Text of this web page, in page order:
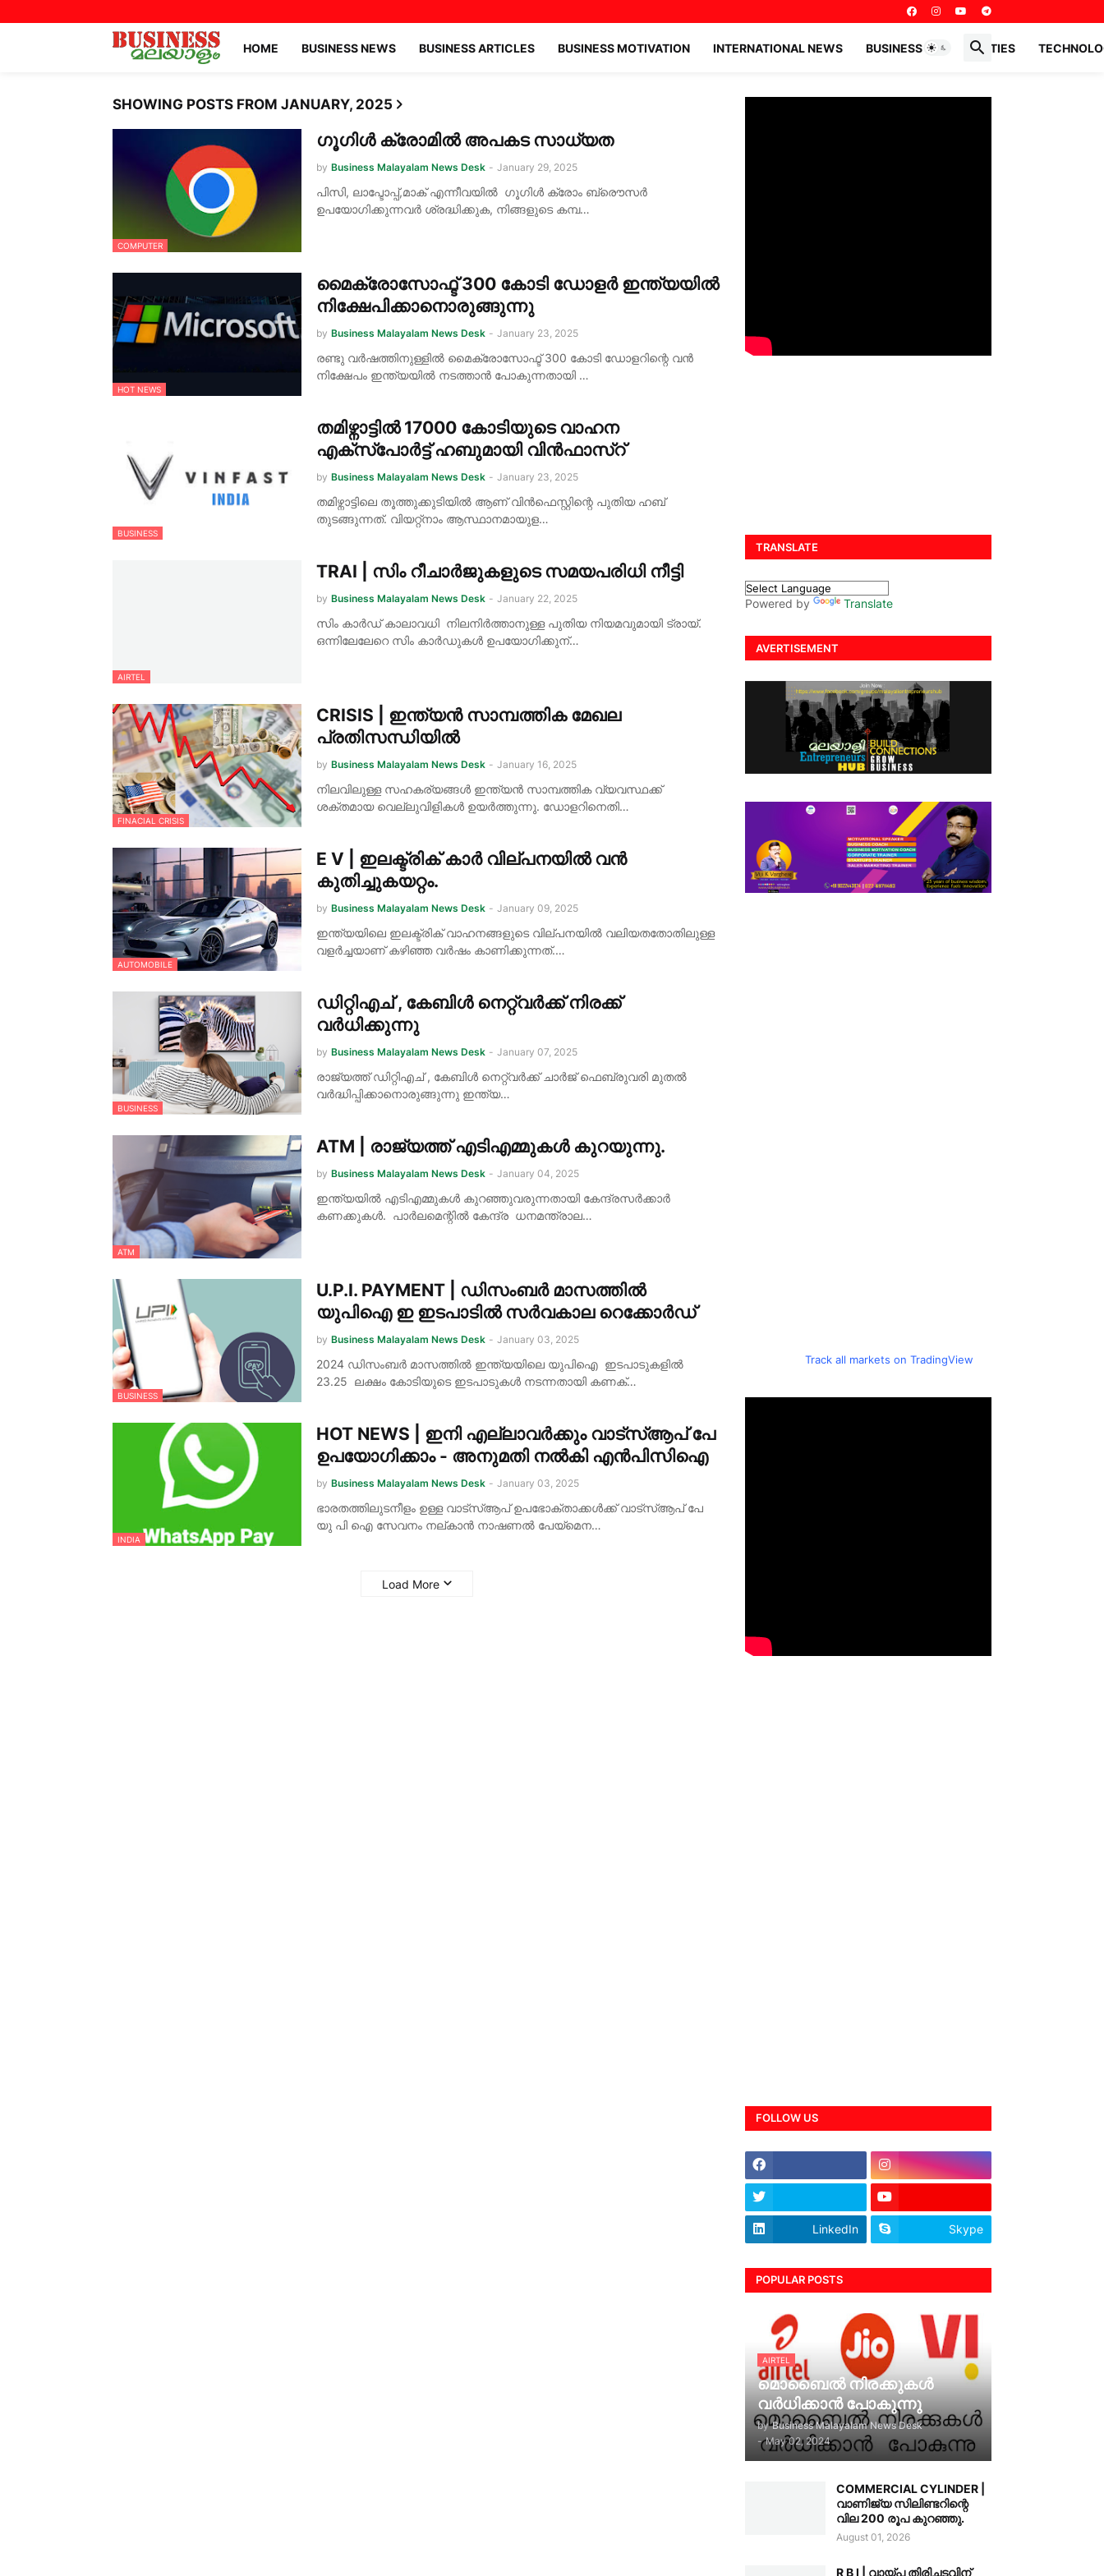
HOME BUSINESS NEWS BUSINESS ARTICLES BUSINESS MOTIVATION INTERNATIONAL NEWS BUSINESS PERSONALITIES
SHOWING POSTS FROM JANUARY, 2025
COMPUTER
ഗൂഗിൾ ക്രോമിൽ അപകട സാധ്യത
by Business Malayalam News Desk - January 29, 2025
പിസി, ലാപ്ടോപ്പ്,മാക് എന്നീവയിൽ ഗൂഗിൾ ക്രോം ബ്രൌസർ
ഉപയോഗിക്കുന്നവർ ശ്രദ്ധിക്കുക, നിങ്ങളുടെ കമ്പ…
HOT NEWS
മൈക്രോസോഫ്ട് 300 കോടി ഡോളർ ഇന്ത്യയിൽ
നിക്ഷേപിക്കാനൊരുങ്ങുന്നു
by Business Malayalam News Desk - January 23, 2025
രണ്ടു വർഷത്തിനുള്ളിൽ മൈക്രോസോഫ്ട് 300 കോടി ഡോളറിന്റെ വൻ
നിക്ഷേപം ഇന്ത്യയിൽ നടത്താൻ പോകുന്നതായി …
BUSINESS
തമിഴ്നാട്ടിൽ 17000 കോടിയുടെ വാഹന
എക്സ്പോർട്ട് ഹബുമായി വിൻഫാസ്റ്
by Business Malayalam News Desk - January 23, 2025
തമിഴ്നാട്ടിലെ തൂത്തുക്കുടിയിൽ ആണ് വിൻഫെസ്റ്റിന്റെ പുതിയ ഹബ്
തുടങ്ങുന്നത്. വിയറ്റ്നാം ആസ്ഥാനമായുള…
AIRTEL
TRAI | സിം റീചാർജുകളുടെ സമയപരിധി നീട്ടി
by Business Malayalam News Desk - January 22, 2025
സിം കാർഡ് കാലാവധി നിലനിർത്താനുള്ള പുതിയ നിയമവുമായി ട്രായ്.
ഒന്നിലേലേറെ സിം കാർഡുകൾ ഉപയോഗിക്കുന്…
FINACIAL CRISIS
CRISIS | ഇന്ത്യൻ സാമ്പത്തിക മേഖല
പ്രതിസന്ധിയിൽ
by Business Malayalam News Desk - January 16, 2025
നിലവിലുള്ള സഹകര്യങ്ങൾ ഇന്ത്യൻ സാമ്പത്തിക വ്യവസ്ഥക്ക്
ശക്തമായ വെല്ലുവിളികൾ ഉയർത്തുന്നു. ഡോളറിനെതി…
AUTOMOBILE
E V | ഇലക്ട്രിക് കാർ വില്പനയിൽ വൻ
കുതിച്ചുകയറ്റം.
by Business Malayalam News Desk - January 09, 2025
ഇന്ത്യയിലെ ഇലക്ട്രിക് വാഹനങ്ങളുടെ വില്പനയിൽ വലിയതതോതിലുള്ള
വളർച്ചയാണ് കഴിഞ്ഞ വർഷം കാണിക്കുന്നത്.…
BUSINESS
ഡിറ്റിഎച് , കേബിൾ നെറ്റ്‌വർക്ക് നിരക്ക്
വർധിക്കുന്നു
by Business Malayalam News Desk - January 07, 2025
രാജ്യത്ത് ഡിറ്റിഎച് , കേബിൾ നെറ്റ്‌വർക്ക് ചാർജ് ഫെബ്രുവരി മുതൽ
വർദ്ധിപ്പിക്കാനൊരുങ്ങുന്നു ഇന്ത്യ…
ATM
ATM | രാജ്യത്ത് എടിഎമ്മുകൾ കുറയുന്നു.
by Business Malayalam News Desk - January 04, 2025
ഇന്ത്യയിൽ എടിഎമ്മുകൾ കുറഞ്ഞുവരുന്നതായി കേന്ദ്രസർക്കാർ
കണക്കുകൾ. പാർലമെന്റിൽ കേന്ദ്ര ധനമന്ത്രാല…
BUSINESS
U.P.I. PAYMENT | ഡിസംബർ മാസത്തിൽ
യുപിഐ ഇ ഇടപാടിൽ സർവകാല റെക്കോർഡ്
by Business Malayalam News Desk - January 03, 2025
2024 ഡിസംബർ മാസത്തിൽ ഇന്ത്യയിലെ യുപിഐ ഇടപാടുകളിൽ
23.25 ലക്ഷം കോടിയുടെ ഇടപാടുകൾ നടന്നതായി കണക്…
INDIA
HOT NEWS | ഇനി എല്ലാവർക്കും വാട്സ്ആപ് പേ
ഉപയോഗിക്കാം - അനുമതി നൽകി എൻപിസിഐ
by Business Malayalam News Desk - January 03, 2025
ഭാരതത്തിലുടനീളം ഉള്ള വാട്സ്ആപ് ഉപഭോക്താക്കൾക്ക് വാട്സ്ആപ് പേ
യു പി ഐ സേവനം നല്കാൻ നാഷണൽ പേയ്‌മെന…
Load More
TRANSLATE
Powered by Translate
AVERTISEMENT
Track all markets on TradingView
FOLLOW US
LinkedIn Skype
POPULAR POSTS
AIRTEL
മൊബൈൽ നിരക്കുകൾ
വർധിക്കാൻ പോകുന്നു
by Business Malayalam News Desk
- May 02, 2024
COMMERCIAL CYLINDER |
വാണിജ്യ സിലിണ്ടറിന്റെ
വില 200 രൂപ കുറഞ്ഞു.
August 01, 2026
R B I | വായ്പ തിരിച്ചടവിന്